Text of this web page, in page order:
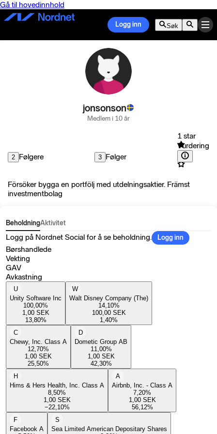
Gå til hovedinnhold
Logg inn Søk
jonsonson
Medlem i 10 år
2 Følgere 3 Følger
1 star
Vurdering
Försöker bygga en portfölj med utdelningsaktier. Främst
investmentbolag
BeholdningAktivitet
Logg på Nordnet Social for å se beholdning. Logg inn
Børshandlede
Vekting
GAV
Avkastning
U
Unity Software Inc
100,00%
1,00 SEK
13,80%
W
Walt Disney Company (The)
14,10%
100,00 SEK
1,40%
C
Chewy, Inc. Class A
12,70%
1,00 SEK
25,50%
D
Dometic Group AB
11,00%
1,00 SEK
42,30%
H
Hims & Hers Health, Inc. Class A
8,50%
1,00 SEK
−22,10%
A
Airbnb, Inc. - Class A
7,20%
1,00 SEK
56,12%
F
Facebook A
S
Sea Limited American Depositary Shares